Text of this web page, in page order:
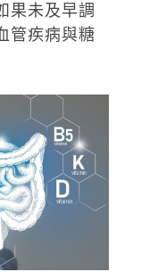
果未及早調
管疾病與糖